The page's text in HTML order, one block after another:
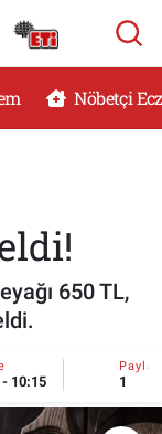
Nöbetçi
650 TL,
10:15 1